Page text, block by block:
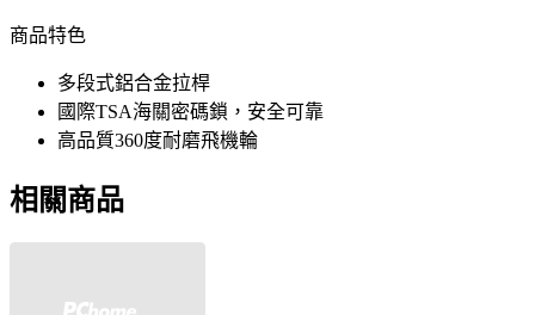
商品特色
多段式鋁合金拉桿
國際TSA海關密碼鎖，安全可靠
高品質360度耐磨飛機輪
相關商品